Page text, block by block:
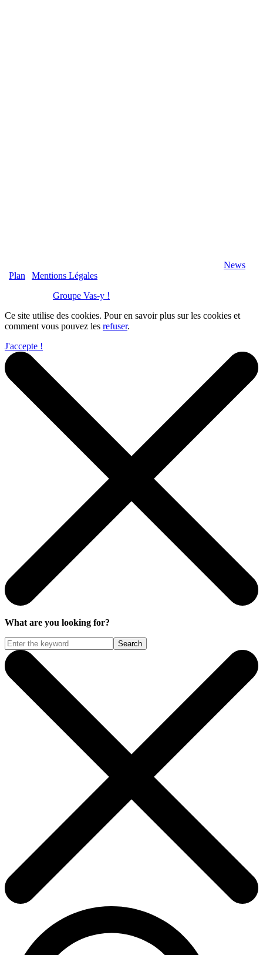
News
Plan
Mentions Légales
Groupe Vas-y !
Ce site utilise des cookies. Pour en savoir plus sur les cookies et
comment vous pouvez les refuser.
J'accepte !
What are you looking for?
Search